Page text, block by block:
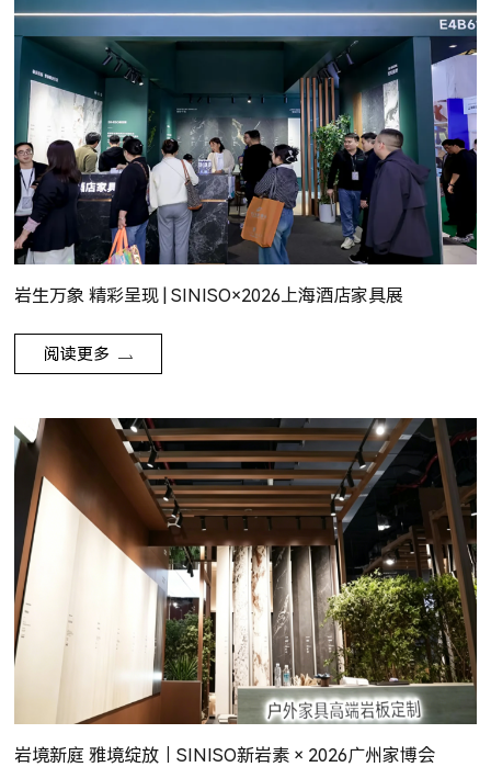
岩生万象 精彩呈现 | SINISO×2026上海酒店家具展
阅读更多
岩境新庭 雅境绽放｜SINISO新岩素 × 2026广州家博会